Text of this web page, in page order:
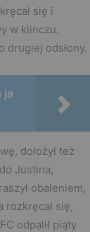
się i
w klinczu.
drugiej odsłony.
ja
dołożył też
Justina,
obaleniem,
rozkręcał się,
odpalił piąty